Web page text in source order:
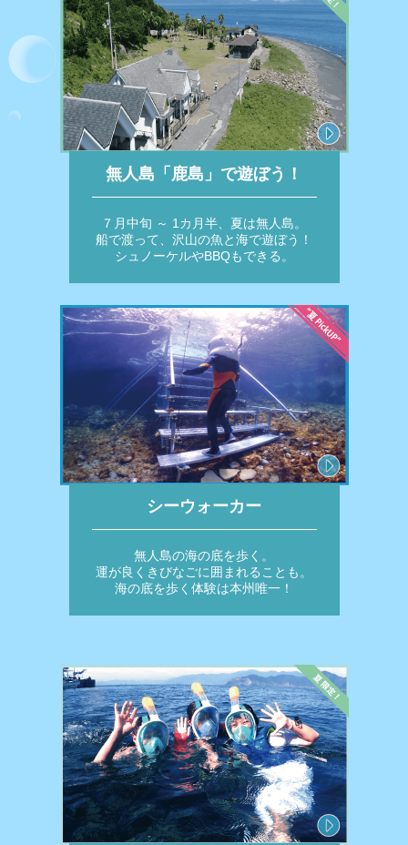
無人島「鹿島」で遊ぼう！
７月中旬 ～ 1カ月半、夏は無人島。
船で渡って、沢山の魚と海で遊ぼう！
シュノーケルやBBQもできる。
シーウォーカー
無人島の海の底を歩く。
運が良くきびなごに囲まれることも。
海の底を歩く体験は本州唯一！